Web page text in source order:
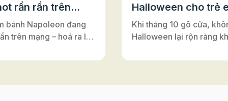
sự khó khăn. Biết được điều khó khăn này
một công thức làm không phải nhồi bột nhé.
Cùng theo dõi bài viết để tìm hiểu cách làm
công thức này có thể làm để qua đêm, tối nay
nhiều công sức mà lại có thể thưởng thức
rần rần trên
bánh Napoleon đang
trên mạng – hoá ra lại
sao bánh có tên là
nhiều người thường
Halloween cho trẻ
Khi tháng 10 gõ cửa,
Halloween lại rộn ràng
Anh cho tới những câu
cùng hóa thân, vui chơi